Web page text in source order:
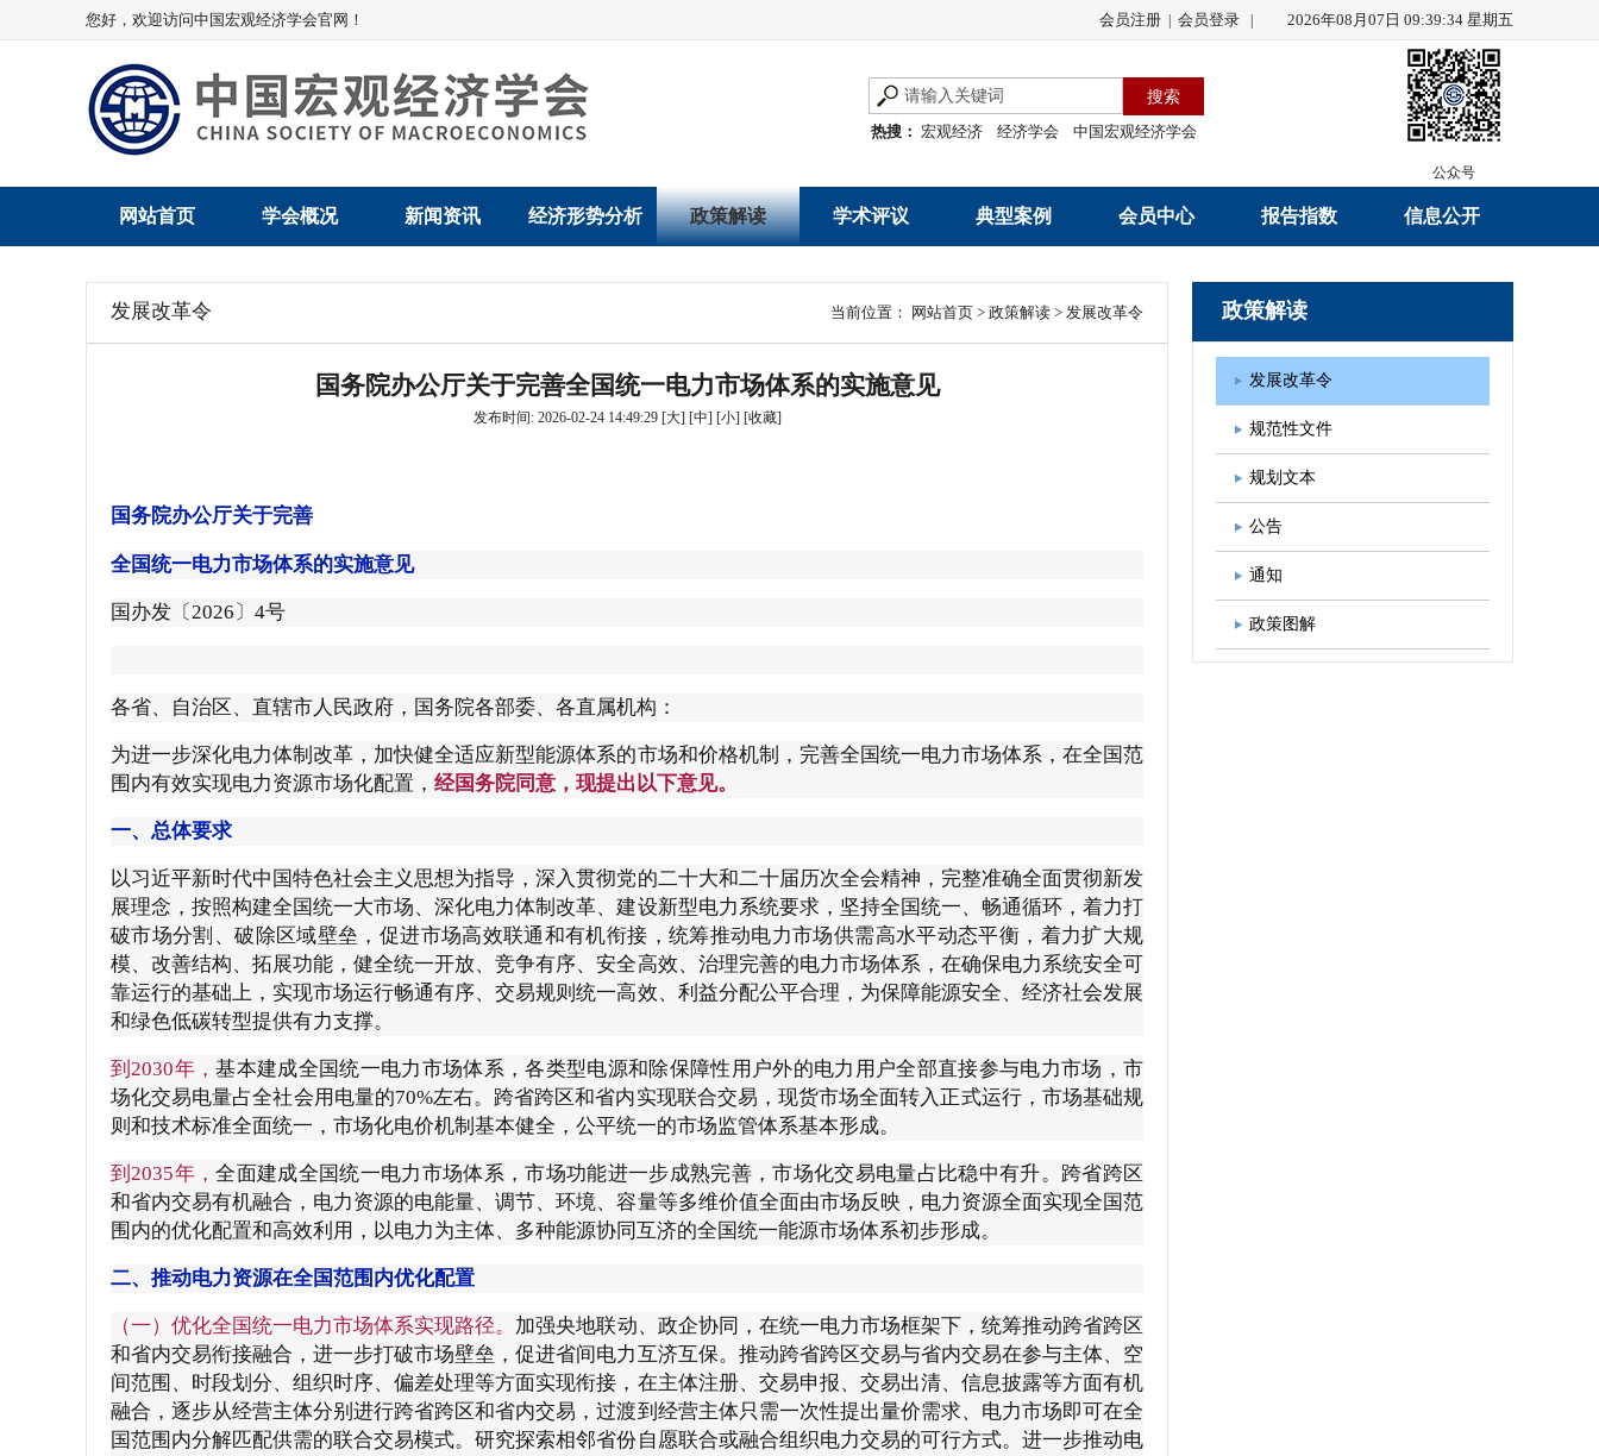
您好，欢迎访问中国宏观经济学会官网！ 会员注册 会员登录 2026年08月07日 09:39:35 星期五
热搜： 宏观经济 经济学会 中国宏观经济学会
公众号
网站首页 学会概况
学会领导
法律顾问
学会章程
特邀研究员
新闻资讯
学会动态
经济形势分析
经济运行与调节
政策解读
规划文本
学术评议
优秀论文著作
典型案例 会员中心 报告指数
数据解读
中宏通讯
图书出版
信息公开
学术自律制度
发展改革令 当前位置： 网站首页 > 政策解读 > 发展改革令
国务院办公厅关于完善全国统一电力市场体系的实施意见
发布时间: 2026-02-24 14:49:29 [大] [中] [小] [收藏]
国务院办公厅关于完善
全国统一电力市场体系的实施意见
国办发〔2026〕4号
各省、自治区、直辖市人民政府，国务院各部委、各直属机构：
为进一步深化电力体制改革，加快健全适应新型能源体系的市场和价格机制，完善全国统一电力市场体系，在全国范
围内有效实现电力资源市场化配置， 经国务院同意，现提出以下意见。
一、总体要求
以习近平新时代中国特色社会主义思想为指导，深入贯彻党的二十大和二十届历次全会精神，完整准确全面贯彻新发
展理念，按照构建全国统一大市场、深化电力体制改革、建设新型电力系统要求，坚持全国统一、畅通循环，着力打
破市场分割、破除区域壁垒，促进市场高效联通和有机衔接，统筹推动电力市场供需高水平动态平衡，着力扩大规
模、改善结构、拓展功能，健全统一开放、竞争有序、安全高效、治理完善的电力市场体系，在确保电力系统安全可
靠运行的基础上，实现市场运行畅通有序、交易规则统一高效、利益分配公平合理，为保障能源安全、经济社会发展
和绿色低碳转型提供有力支撑。
到2030年，基本建成全国统一电力市场体系，各类型电源和除保障性用户外的电力用户全部直接参与电力市场，市
场化交易电量占全社会用电量的70%左右。跨省跨区和省内实现联合交易，现货市场全面转入正式运行，市场基础规
则和技术标准全面统一，市场化电价机制基本健全，公平统一的市场监管体系基本形成。
到2035年，全面建成全国统一电力市场体系，市场功能进一步成熟完善，市场化交易电量占比稳中有升。跨省跨区
和省内交易有机融合，电力资源的电能量、调节、环境、容量等多维价值全面由市场反映，电力资源全面实现全国范
围内的优化配置和高效利用，以电力为主体、多种能源协同互济的全国统一能源市场体系初步形成。
二、推动电力资源在全国范围内优化配置
（一）优化全国统一电力市场体系实现路径。 加强央地联动、政企协同，在统一电力市场框架下，统筹推动跨省跨区
和省内交易衔接融合，进一步打破市场壁垒，促进省间电力互济互保。推动跨省跨区交易与省内交易在参与主体、空
间范围、时段划分、组织时序、偏差处理等方面实现衔接，在主体注册、交易申报、交易出清、信息披露等方面有机
融合，逐步从经营主体分别进行跨省跨区和省内交易，过渡到经营主体只需一次性提出量价需求、电力市场即可在全
国范围内分解匹配供需的联合交易模式。研究探索相邻省份自愿联合或融合组织电力交易的可行方式。进一步推动电
政策解读
发展改革令
规范性文件
规划文本
公告
通知
政策图解